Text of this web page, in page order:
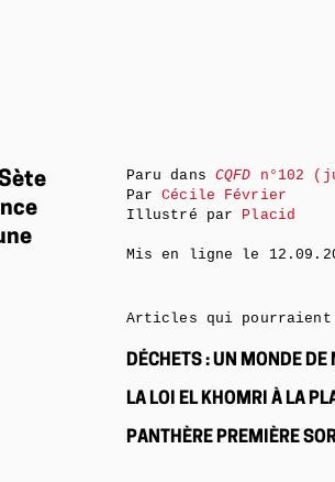
Paru dans CQFD n°102
ParCécile Février
Illustré par Placid
Mis en ligne le
Articles qui pourraient
DÉCHETS : UN MONDE DE
LA LOI EL KHOMRI À LA
PANTHÈRE PREMIÈRE